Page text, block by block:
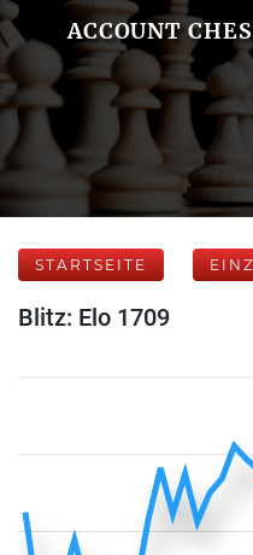
ACCOUNT
STARTSEITE
Blitz: Elo 1709